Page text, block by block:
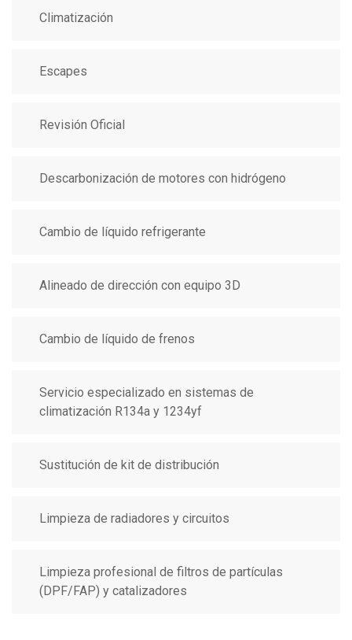
Climatización
Escapes
Revisión Oficial
Descarbonización de motores con hidrógeno
Cambio de líquido refrigerante
Alineado de dirección con equipo 3D
Cambio de líquido de frenos
Servicio especializado en sistemas de
climatización R134a y 1234yf
Sustitución de kit de distribución
Limpieza de radiadores y circuitos
Limpieza profesional de filtros de partículas
(DPF/FAP) y catalizadores